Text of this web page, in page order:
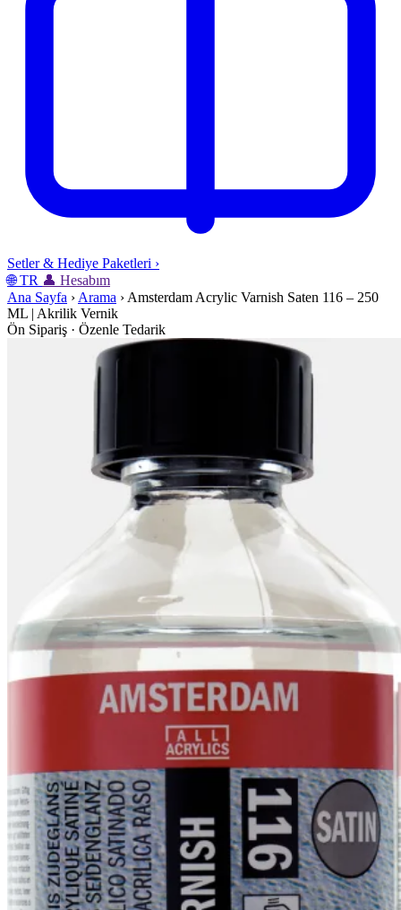
Setler & Hediye Paketleri ›
🌐 TR 👤 Hesabım
Ana Sayfa › Arama › Amsterdam Acrylic Varnish Saten 116 – 250
ML | Akrilik Vernik
Ön Sipariş · Özenle Tedarik